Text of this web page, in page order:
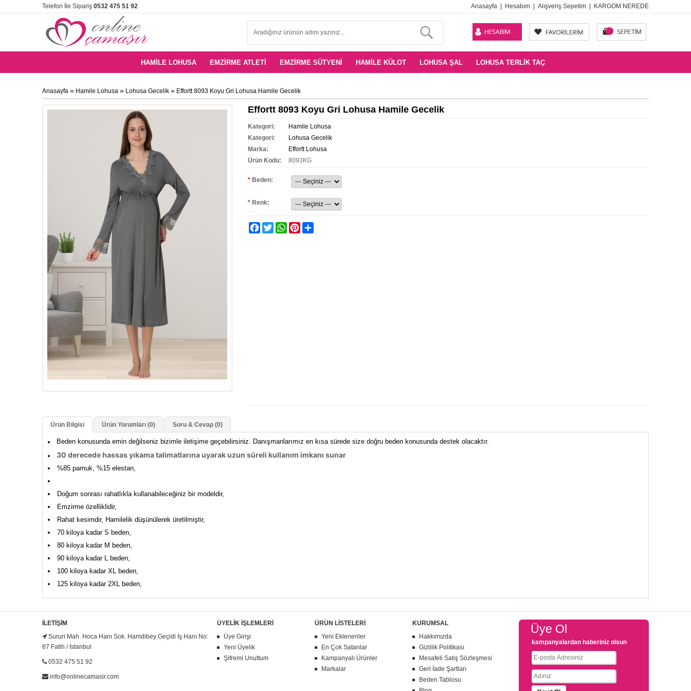
Telefon İle Sipariş 0532 475 51 92 Anasayfa Hesabım Alışveriş Sepetim KARGOM NEREDE
HAMILE LOHUSA EMZIRME ATLETI EMZIRME SÜTYENI HAMILE KÜLOT LOHUSA ŞAL LOHUSA TERLIK TAÇ
Anasayfa » Hamile Lohusa » Lohusa Gecelik » Effortt 8093 Koyu Gri Lohusa Hamile Gecelik
Effortt 8093 Koyu Gri Lohusa Hamile Gecelik
Kategori:
Hamile Lohusa
Kategori:
Lohusa Gecelik
Marka:
Effortt Lohusa
Ürün Kodu:
8093KG
* Beden:
* Renk:
FacebookTwitterWhatsAppPinterest
Ürün Bilgisi Ürün Yorumları (0) Soru & Cevap (0)
Beden konusunda emin değilseniz bizimle iletişime geçebilirsiniz. Danışmanlarımız en kısa sürede size doğru beden konusunda destek olacaktır.
30 derecede hassas yıkama talimatlarına uyarak uzun süreli kullanım imkanı sunar
%85 pamuk, %15 elestan,
Doğum sonrası rahatlıkla kullanabileceğiniz bir modeldir,
Emzirme özelliklidir,
Rahat kesimdir, Hamilelik düşünülerek üretilmiştir,
70 kiloya kadar S beden,
80 kiloya kadar M beden,
90 kiloya kadar L beden,
100 kiloya kadar XL beden,
125 kiloya kadar 2XL beden,
İLETIŞIM
Sururi Mah. Hoca Hanı Sok. Hamdibey Geçidi İş Hanı No:
87 Fatih / İstanbul
0532 475 51 92
info@onlinecamasir.com
ÜYELİK İŞLEMLERİ
Üye Girişi
Yeni Üyelik
Şifremi Unuttum
ÜRÜN LİSTELERİ
Yeni Eklenenler
En Çok Satanlar
Kampanyalı Ürünler
Markalar
KURUMSAL
Hakkımızda
Gizlilik Politikası
Mesafeli Satış Sözleşmesi
Geri İade Şartları
Beden Tablosu
Üye Ol
kampanyalardan haberiniz olsun